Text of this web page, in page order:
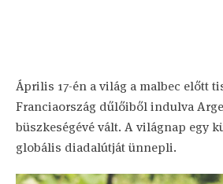
Április 17-én a világ a malbec előtt
Franciaország dűlőiből indulva
büszkeségévé vált. A világnap egy
globális diadalútját ünnepli.